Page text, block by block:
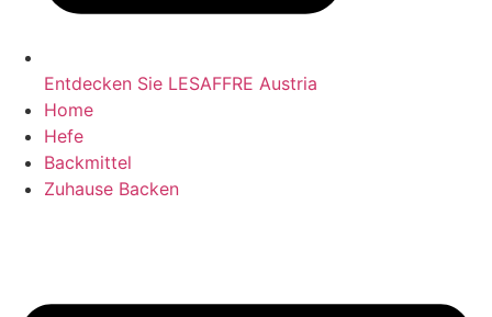
Entdecken Sie LESAFFRE Austria
Home
Hefe
Backmittel
Zuhause Backen